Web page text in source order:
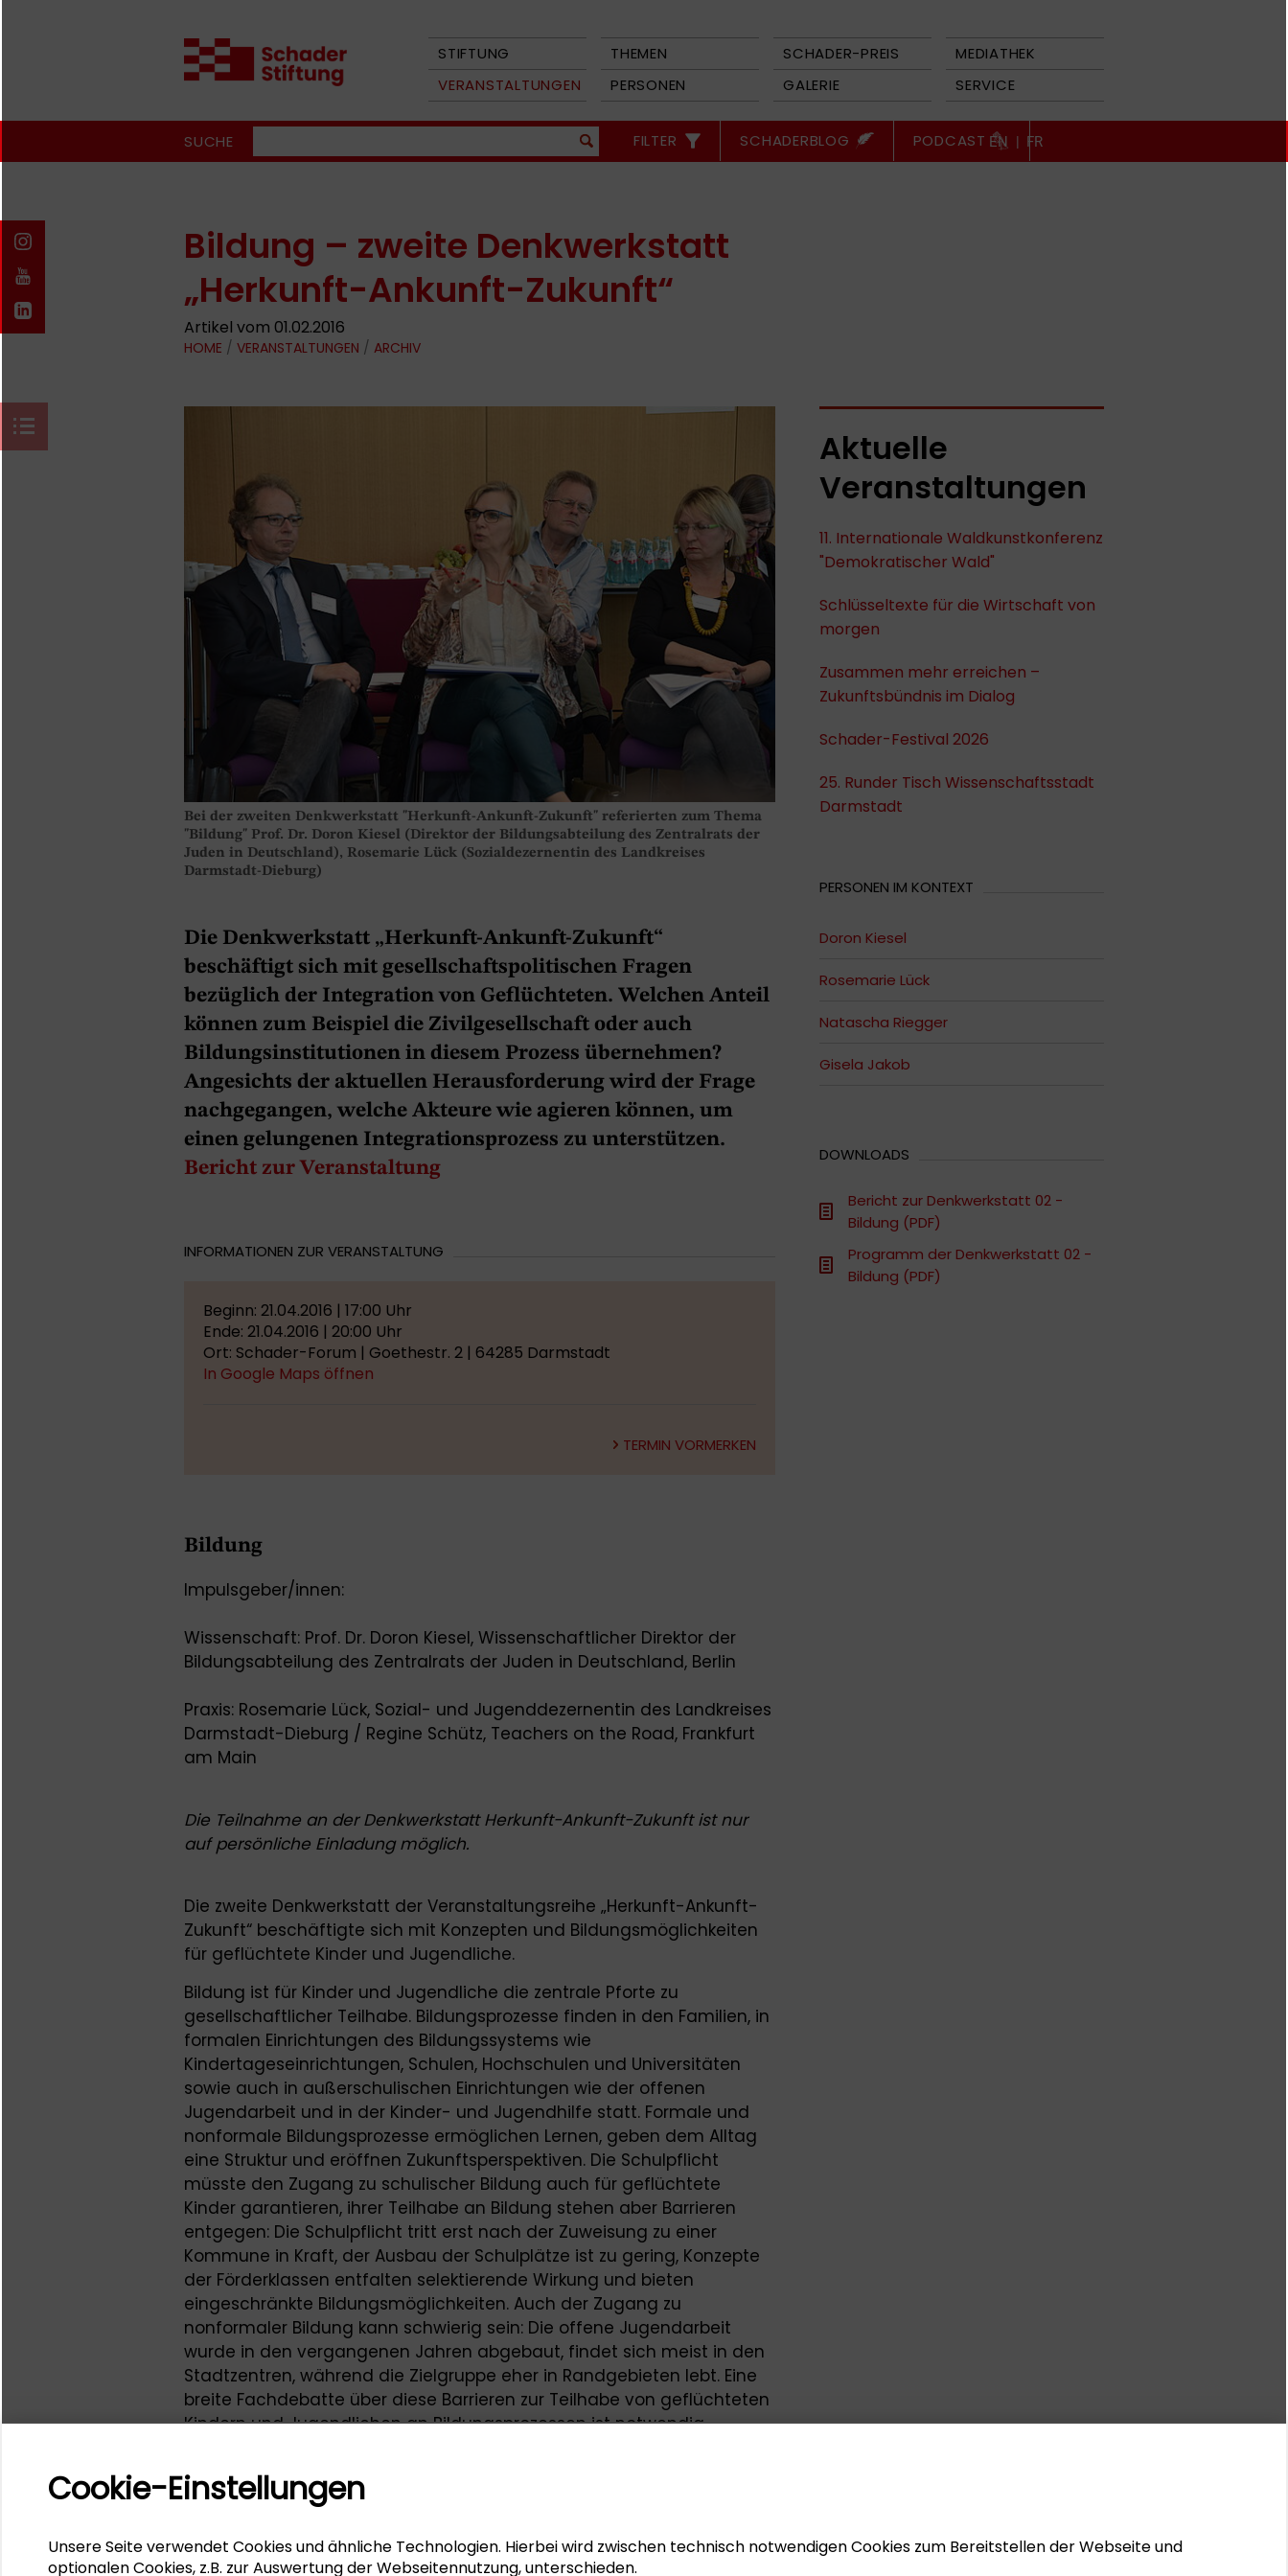
STIFTUNG THEMEN SCHADER-PREIS
MEDIATHEK
VERANSTALTUNGEN
PERSONEN GALERIE SERVICE
SUCHE FILTER SCHADERBLOG PODCAST EN | FR
Bildung – zweite Denkwerkstatt
„Herkunft-Ankunft-Zukunft“
Artikel vom 01.02.2016
HOME / VERANSTALTUNGEN / ARCHIV
Bei der zweiten Denkwerkstatt "Herkunft-Ankunft-Zukunft" referierten zum Thema
"Bildung" Prof. Dr. Doron Kiesel (Direktor der Bildungsabteilung des Zentralrats der
Juden in Deutschland), Rosemarie Lück (Sozialdezernentin des Landkreises
Darmstadt-Dieburg)
Die Denkwerkstatt „Herkunft-Ankunft-Zukunft“
beschäftigt sich mit gesellschaftspolitischen Fragen
bezüglich der Integration von Geflüchteten. Welchen Anteil
können zum Beispiel die Zivilgesellschaft oder auch
Bildungsinstitutionen in diesem Prozess übernehmen?
Angesichts der aktuellen Herausforderung wird der Frage
nachgegangen, welche Akteure wie agieren können, um
einen gelungenen Integrationsprozess zu unterstützen.
Bericht zur Veranstaltung
INFORMATIONEN ZUR VERANSTALTUNG
Beginn: 21.04.2016 | 17:00 Uhr
Ende: 21.04.2016 | 20:00 Uhr
Ort: Schader-Forum | Goethestr. 2 | 64285 Darmstadt
In Google Maps öffnen
TERMIN VORMERKEN
Bildung
Impulsgeber/innen:
Wissenschaft: Prof. Dr. Doron Kiesel, Wissenschaftlicher Direktor der
Bildungsabteilung des Zentralrats der Juden in Deutschland, Berlin
Praxis: Rosemarie Lück, Sozial- und Jugenddezernentin des Landkreises
Darmstadt-Dieburg / Regine Schütz, Teachers on the Road, Frankfurt
am Main
Die Teilnahme an der Denkwerkstatt Herkunft-Ankunft-Zukunft ist nur
auf persönliche Einladung möglich.
Die zweite Denkwerkstatt der Veranstaltungsreihe „Herkunft-Ankunft-
Zukunft“ beschäftigte sich mit Konzepten und Bildungsmöglichkeiten
für geflüchtete Kinder und Jugendliche.
Bildung ist für Kinder und Jugendliche die zentrale Pforte zu
gesellschaftlicher Teilhabe. Bildungsprozesse finden in den Familien, in
formalen Einrichtungen des Bildungssystems wie
Kindertageseinrichtungen, Schulen, Hochschulen und Universitäten
sowie auch in außerschulischen Einrichtungen wie der offenen
Jugendarbeit und in der Kinder- und Jugendhilfe statt. Formale und
nonformale Bildungsprozesse ermöglichen Lernen, geben dem Alltag
eine Struktur und eröffnen Zukunftsperspektiven. Die Schulpflicht
müsste den Zugang zu schulischer Bildung auch für geflüchtete
Kinder garantieren, ihrer Teilhabe an Bildung stehen aber Barrieren
entgegen: Die Schulpflicht tritt erst nach der Zuweisung zu einer
Kommune in Kraft, der Ausbau der Schulplätze ist zu gering, Konzepte
der Förderklassen entfalten selektierende Wirkung und bieten
eingeschränkte Bildungsmöglichkeiten. Auch der Zugang zu
nonformaler Bildung kann schwierig sein: Die offene Jugendarbeit
wurde in den vergangenen Jahren abgebaut, findet sich meist in den
Stadtzentren, während die Zielgruppe eher in Randgebieten lebt. Eine
breite Fachdebatte über diese Barrieren zur Teilhabe von geflüchteten
Kindern und Jugendlichen an Bildungsprozessen ist notwendig.
„einer Schule für alle“ werden können, welche Rolle der Sozialen Arbeit
und der Kinder- und Jugendhilfe als Kooperationspartner oder als
welche Konzepte geflüchteten Kindern und Jugendlichen die Teilhabe
an Bildung in den verschiedenen Einrichtungen des Bildungssystems
Aktuelle
Veranstaltungen
11. Internationale Waldkunstkonferenz
"Demokratischer Wald"
Schlüsseltexte für die Wirtschaft von
morgen
Zusammen mehr erreichen –
Zukunftsbündnis im Dialog
Schader-Festival 2026
25. Runder Tisch Wissenschaftsstadt
Darmstadt
PERSONEN IM KONTEXT
Doron Kiesel
Rosemarie Lück
Natascha Riegger
Gisela Jakob
DOWNLOADS
Bericht zur Denkwerkstatt 02 -
Bildung (PDF)
Programm der Denkwerkstatt 02 -
Bildung (PDF)
Cookie-Einstellungen
Unsere Seite verwendet Cookies und ähnliche Technologien. Hierbei wird zwischen technisch notwendigen Cookies zum Bereitstellen der Webseite und
optionalen Cookies, z.B. zur Auswertung der Webseitennutzung, unterschieden.